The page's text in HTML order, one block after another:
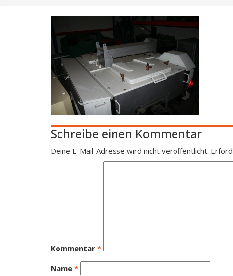
Schreibe einen Kommentar
Deine E-Mail-Adresse wird nicht veröffentlicht.
Kommentar *
Name *